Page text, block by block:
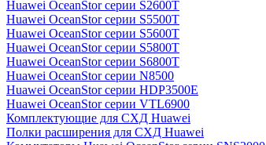
Huawei OceanStor серии S2600T
Huawei OceanStor серии S5500T
Huawei OceanStor серии S5600T
Huawei OceanStor серии S5800T
Huawei OceanStor серии S6800T
Huawei OceanStor серии N8500
Huawei OceanStor серии HDP3500E
Huawei OceanStor серии VTL6900
Комплектующие для СХД Huawei
Полки расширения для СХД Huawei